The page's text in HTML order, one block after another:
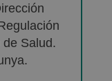
Salud.